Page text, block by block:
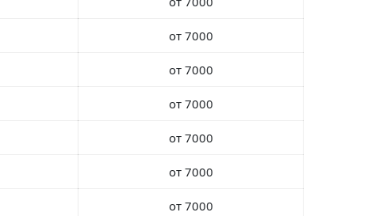
от 7000
от 7000
от 7000
от 7000
от 7000
от 7000